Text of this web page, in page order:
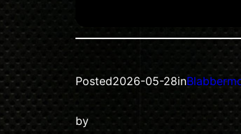
Posted2026-05-28in
by